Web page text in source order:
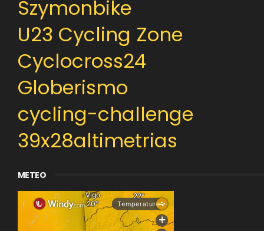
Szymonbike
U23 Cycling Zone
Cyclocross24
Globerismo
cycling-challenge
39x28altimetrias
METEO